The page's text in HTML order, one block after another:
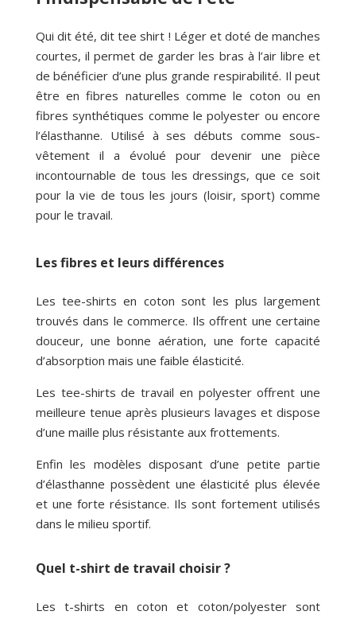
Qui dit été, dit tee shirt ! Léger et doté de manches
courtes, il permet de garder les bras à l’air libre et
de bénéficier d’une plus grande respirabilité. Il peut
être en fibres naturelles comme le coton ou en
fibres synthétiques comme le polyester ou encore
l’élasthanne. Utilisé à ses débuts comme sous-
vêtement il a évolué pour devenir une pièce
incontournable de tous les dressings, que ce soit
pour la vie de tous les jours (loisir, sport) comme
pour le travail.
Les fibres et leurs différences
Les tee-shirts en coton sont les plus largement
trouvés dans le commerce. Ils offrent une certaine
douceur, une bonne aération, une forte capacité
d’absorption mais une faible élasticité.
Les tee-shirts de travail en polyester offrent une
meilleure tenue après plusieurs lavages et dispose
d’une maille plus résistante aux frottements.
Enfin les modèles disposant d’une petite partie
d’élasthanne possèdent une élasticité plus élevée
et une forte résistance. Ils sont fortement utilisés
dans le milieu sportif.
Quel t-shirt de travail choisir ?
Les t-shirts en coton et coton/polyester sont